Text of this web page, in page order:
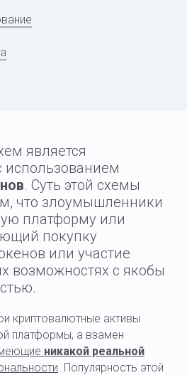
является
. Суть этой схемы
что злоумышленники
платформу или
покупку
или участие
возможностях с якобы
криптовалютные активы
платформы, а взамен
никакой реальной
. Популярность этой